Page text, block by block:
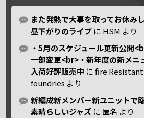
また発熱で大事を取ってお休み
昼下がりのライブ に HSM より
・5月のスケジュール更新公開
一部変更<br>・新年度の新メ
入荷好評販売中 にfire
foundries より
新編成新メンバー新ユニットで
素晴らしいジャズ に 匿名 より